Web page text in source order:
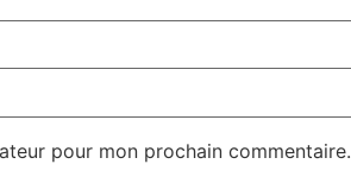
pour mon prochain commentaire.